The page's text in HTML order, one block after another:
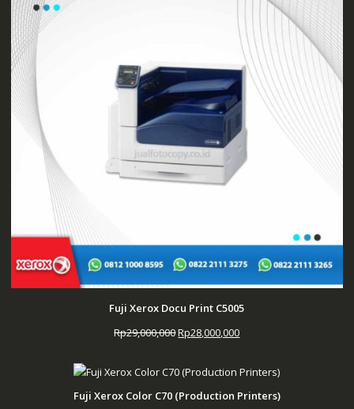
Fuji Xerox Docu Print C5005
Rp29,000,000Harga
adalah:
Rp28,000,000Harga
ini
Rp28,000,000.
Fuji Xerox Color C70 (Production Printers)